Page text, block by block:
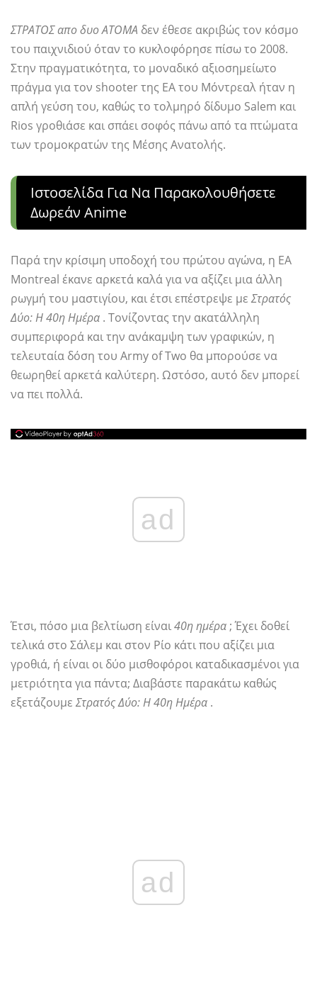
ΣΤΡΑΤΟΣ απο δυο ΑΤΟΜΑ δεν έθεσε ακριβώς τον κόσμο
του παιχνιδιού όταν το κυκλοφόρησε πίσω το 2008.
Στην πραγματικότητα, το μοναδικό αξιοσημείωτο
πράγμα για τον shooter της EA του Μόντρεαλ ήταν η
απλή γεύση του, καθώς το τολμηρό δίδυμο Salem και
Rios γροθιάσε και σπάει σοφός πάνω από τα πτώματα
των τρομοκρατών της Μέσης Ανατολής.
Ιστοσελίδα Για Να Παρακολουθήσετε
Δωρεάν Anime
Παρά την κρίσιμη υποδοχή του πρώτου αγώνα, η EA
Montreal έκανε αρκετά καλά για να αξίζει μια άλλη
ρωγμή του μαστιγίου, και έτσι επέστρεψε με Στρατός
Δύο: Η 40η Ημέρα . Τονίζοντας την ακατάλληλη
συμπεριφορά και την ανάκαμψη των γραφικών, η
τελευταία δόση του Army of Two θα μπορούσε να
θεωρηθεί αρκετά καλύτερη. Ωστόσο, αυτό δεν μπορεί
να πει πολλά.
ad
Έτσι, πόσο μια βελτίωση είναι40η ημέρα ; Έχει δοθεί
τελικά στο Σάλεμ και στον Ρίο κάτι που αξίζει μια
γροθιά, ή είναι οι δύο μισθοφόροι καταδικασμένοι για
μετριότητα για πάντα; Διαβάστε παρακάτω καθώς
εξετάζουμε Στρατός Δύο: Η 40η Ημέρα .
ad